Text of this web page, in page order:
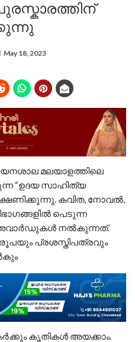
May 18, 2023
മലയാളത്തിലെ
“ഉദയ സാഹിത്യ
കവിത, നോവൽ,
പെടുന്ന
നൽകുന്നത്.
രൂപയും പ്രശസ്തിപത്രവും
കൃതികൾ അയക്കാം.